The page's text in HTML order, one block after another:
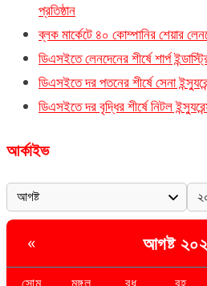
প্রতিষ্ঠান
ব্লক মার্কেটে ৪০ কোম্পানির শেয়ার
ডিএসইতে লেনদেনের শীর্ষে শার্প
ডিএসইতে দর পতনের শীর্ষে সেনা
ডিএসইতে দর বৃদ্ধির শীর্ষে নিটল
আর্কাইভ
« আগষ্ট
সোম মঙ্গল বুধ বৃহ